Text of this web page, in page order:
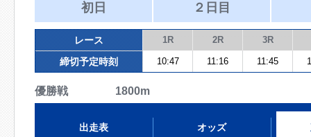
初日 ２日目
レース 1R 2R 3R
締切予定時刻 10:47 11:16 11:45
優勝戦 1800m
出走表 オッズ